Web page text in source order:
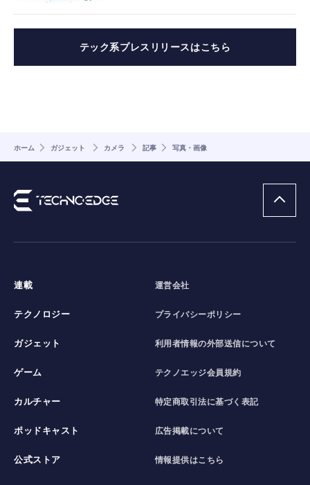
テック系プレスリリースはこちら
ホーム ガジェット カメラ 記事 写真・画像
連載
テクノロジー
ガジェット
ゲーム
カルチャー
ポッドキャスト
公式ストア
運営会社
プライバシーポリシー
利用者情報の外部送信について
テクノエッジ会員規約
特定商取引法に基づく表記
広告掲載について
情報提供はこちら